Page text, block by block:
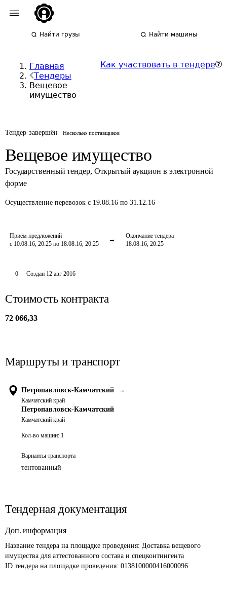
Найти грузы Найти машины
Главная
Тендеры
Вещевое
имущество
Как участвовать в тендере
Тендер завершён Несколько поставщиков
Вещевое имущество
Государственный тендер, Открытый аукцион в электронной
форме
Осуществление перевозок с 19.08.16 по 31.12.16
Приём предложений
с 10.08.16, 20:25 по 18.08.16, 20:25
Окончание тендера
18.08.16, 20:25
0 Создан 12 авг 2016
Стоимость контракта
72 066,33
Маршруты и транспорт
Петропавловск-Камчатский →
Камчатский край
Петропавловск-Камчатский
Камчатский край
Кол-во машин: 1
Варианты транспорта
тентованный
Тендерная документация
Доп. информация
Название тендера на площадке проведения: Доставка вещевого
имущества для аттестованного состава и спецконтингента
ID тендера на площадке проведения: 0138100000416000096